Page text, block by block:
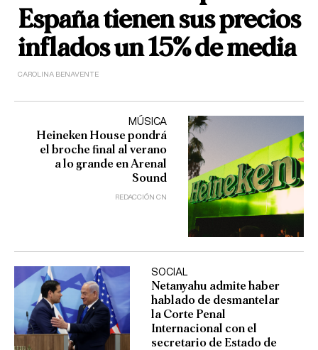
España tienen sus precios
inflados un 15% de media
CAROLINA BENAVENTE
MÚSICA
Heineken House pondrá
el broche final al verano
a lo grande en Arenal
Sound
REDACCIÓN CN
SOCIAL
Netanyahu admite haber
hablado de desmantelar
la Corte Penal
Internacional con el
secretario de Estado de